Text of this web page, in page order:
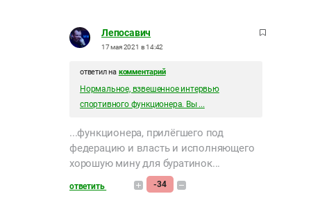
Лепосавич
17 мая 2021 в 14:42
ответил на комментарий
Нормальное, взвешенное интервью
спортивного функционера. Вы ...
...функционера, прилёгшего под
федерацию и власть и исполняющего
хорошую мину для буратинок...
ответить -34